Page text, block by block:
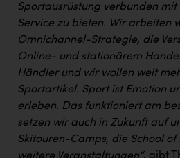
Sportausrüstung verbunden
Service zu bieten. Wir arbeiten
Omnichannel-Strategie, die
Online- und stationärem
Händler und wir wollen weit
Sportartikel. Sport ist Emotion
erleben. Das funktioniert am
setzen wir auch in Zukunft auf
Skitouren-Camps, die School of
weitere Veranstaltungen“, gibt